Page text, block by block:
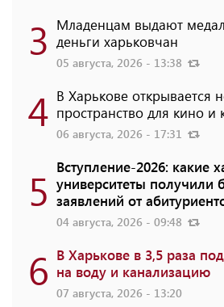
3 Младенцам выдают
деньги харьковчан
05 августа, 2026 - 13:38
4 В Харькове открывается
пространство для кино и
06 августа, 2026 - 17:31
5 Вступление-2026: какие
университеты получили
заявлений от
04 августа, 2026 - 09:48
6 В Харькове в 3,5 раза
на воду и канализацию
07 августа, 2026 - 13:20